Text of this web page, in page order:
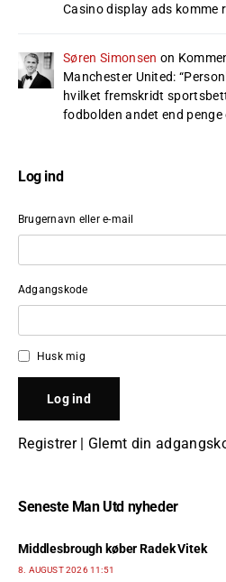
Casino display ads komme
Søren Simonsen on
Manchester United: “
hvilket fremskridt
fodbolden andet end penge
Log ind
Brugernavn eller e-mail
Adgangskode
Husk mig
Registrer| Glemt din
Seneste Man Utd nyheder
Middlesbrough køber Radek Vitek
8. AUGUST 2026 11:51